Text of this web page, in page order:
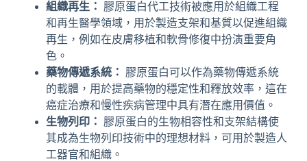
組織再生：
膠原蛋白代工技術被應用於組織工程
和再生醫學領域，用於製造支架和基質以促進組織
再生，例如在皮膚移植和軟骨修復中扮演重要角
色。
藥物傳遞系統：
膠原蛋白可以作為藥物傳遞系統
的載體，用於提高藥物的穩定性和釋放效率，這在
癌症治療和慢性疾病管理中具有潛在應用價值。
生物列印：
膠原蛋白的生物相容性和支架結構使
其成為生物列印技術中的理想材料，可用於製造人
工器官和組織。